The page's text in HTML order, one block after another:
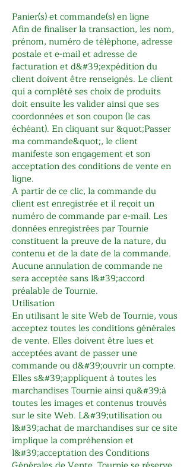
Panier(s) et commande(s) en ligne
Afin de finaliser la transaction, les nom,
prénom, numéro de téléphone, adresse
postale et e-mail et adresse de
facturation et d&#39;expédition du
client doivent être renseignés. Le client
qui a complété ses choix de produits
doit ensuite les valider ainsi que ses
coordonnées et son coupon (le cas
échéant). En cliquant sur &quot;Passer
ma commande&quot;, le client
manifeste son engagement et son
acceptation des conditions de vente en
ligne.
A partir de ce clic, la commande du
client est enregistrée et il reçoit un
numéro de commande par e-mail. Les
données enregistrées par Tournie
constituent la preuve de la nature, du
contenu et de la date de la commande.
Aucune annulation de commande ne
sera acceptée sans l&#39;accord
préalable de Tournie.
Utilisation
En utilisant le site Web de Tournie, vous
acceptez toutes les conditions générales
de vente. Elles doivent être lues et
acceptées avant de passer une
commande ou d&#39;ouvrir un compte.
Elles s&#39;appliquent à toutes les
marchandises Tournie ainsi qu&#39;à
toutes les images et contenus trouvés
sur le site Web. L&#39;utilisation ou
l&#39;achat de marchandises sur ce site
implique la compréhension et
l&#39;acceptation des Conditions